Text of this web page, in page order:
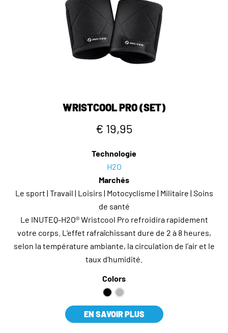
WRISTCOOL PRO (SET)
€ 19,95
Technologie
H2O
Marchés
Le sport | Travail | Loisirs | Motocyclisme | Militaire | Soins
de santé
Le INUTEQ-H2O® Wristcool Pro refroidira rapidement
votre corps. L’effet rafraîchissant dure de 2 à 8 heures,
selon la température ambiante, la circulation de l’air et le
taux d’humidité.
Colors
EN SAVOIR PLUS